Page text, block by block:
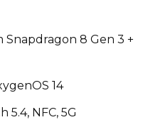
8 Gen 3 +
14
5.4, NFC, 5G